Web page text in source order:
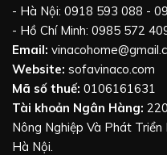
- Hà Nội: 0918 593 088 -
- Hồ Chí Minh: 0985 572
Email:
Website: sofavinaco.com
Mã số thuế: 0106161631
Tài khoản Ngân Hàng:
Nông Nghiệp Và Phát Triển
Hà Nội.